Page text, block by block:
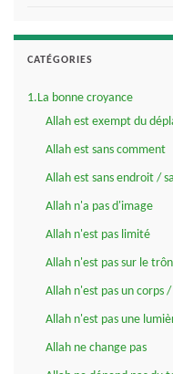
CATÉGORIES
1.La bonne croyance
Allah est exempt du
Allah est sans comment
Allah est sans endroit /
Allah n'a pas d'image
Allah n'est pas limité
Allah n'est pas sur le
Allah n'est pas un corps
Allah n'est pas une
Allah ne change pas